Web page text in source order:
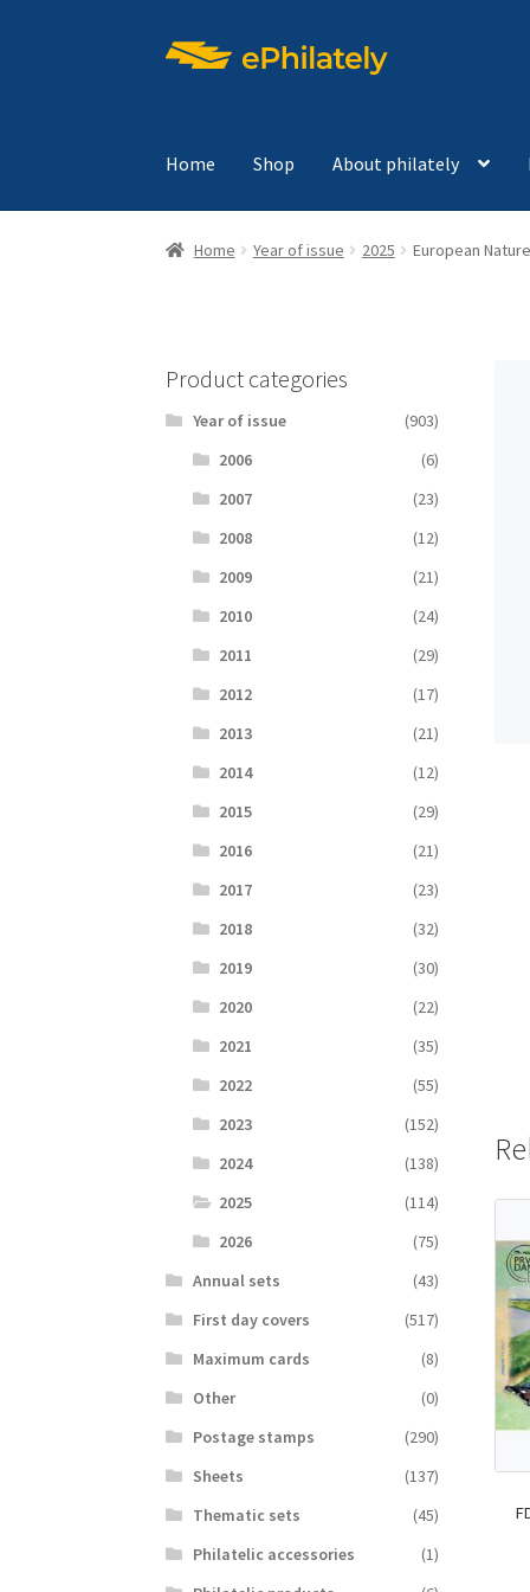
Skip
Skip
Home Shop About philately
Home Year of issue 2025 European
Product categories
Year of issue
(903)
2006
(6)
2007
(23)
2008
(12)
2009
(21)
2010
(24)
2011
(29)
2012
(17)
2013
(21)
2014
(12)
2015
(29)
2016
(21)
2017
(23)
2018
(32)
2019
(30)
2020
(22)
2021
(35)
2022
(55)
2023
(152)
2024
(138)
2025
(114)
2026
(75)
Аnnual sets
(43)
First day covers
(517)
Maximum cards
(8)
Other
(0)
Postage stamps
(290)
Sheets
(137)
Thematic sets
(45)
Philatelic accessories
(1)